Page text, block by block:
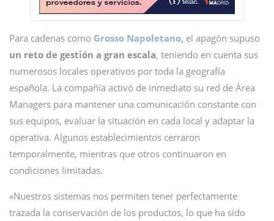
Para cadenas como Grosso Napoletano, el apagón supuso
un reto de gestión a gran escala, teniendo en cuenta sus
numerosos locales operativos por toda la geografía
española. La compañía activó de inmediato su red de Área
Managers para mantener una comunicación constante con
sus equipos, evaluar la situación en cada local y adaptar la
operativa. Algunos establecimientos cerraron
temporalmente, mientras que otros continuaron en
condiciones limitadas.
«Nuestros sistemas nos permiten tener perfectamente
trazada la conservación de los productos, lo que ha sido